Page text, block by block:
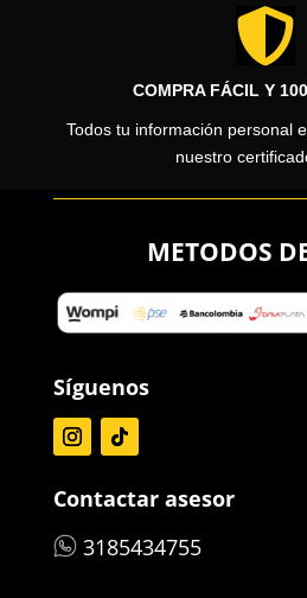

COMPRA FÁCIL Y
Todos tu información personal
nuestro
METODOS
Síguenos
Contactar asesor
3185434755